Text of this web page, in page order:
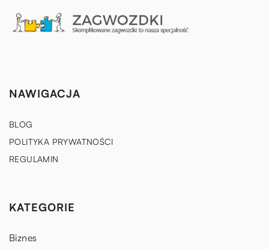
NAWIGACJA
BLOG
POLITYKA PRYWATNOŚCI
REGULAMIN
KATEGORIE
Biznes